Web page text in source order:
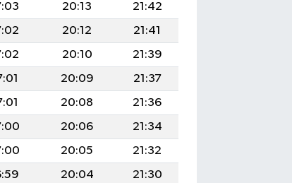
20:13
21:42
20:12
21:41
20:10
21:39
20:09
21:37
20:08
21:36
20:06
21:34
20:05
21:32
20:04
21:30